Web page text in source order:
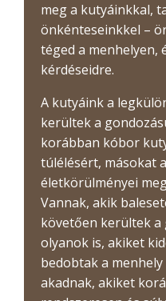
meg a kutyáinkkal,
önkénteseinkkel –
téged a menhelyen,
kérdéseidre.
A kutyáink a
kerültek a
korábban kóbor
túlélésért, másokat
életkörülményei
Vannak, akik
követően kerültek a
olyanok is, akiket
bedobtak a
akadnak, akiket